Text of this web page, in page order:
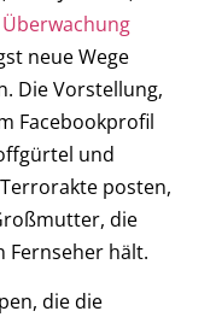
Überwachung
neue Wege
Die Vorstellung,
Facebookprofil
und
posten,
die
Fernseher hält.
die die